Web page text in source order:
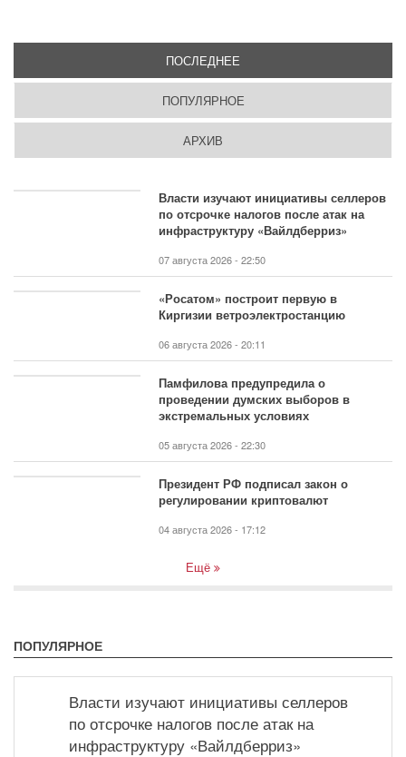
ПОСЛЕДНЕЕ
ПОПУЛЯРНОЕ
АРХИВ
Власти изучают инициативы селлеров
по отсрочке налогов после атак на
инфраструктуру «Вайлдберриз»
07 августа 2026 - 22:50
«Росатом» построит первую в
Киргизии ветроэлектростанцию
06 августа 2026 - 20:11
Памфилова предупредила о
проведении думских выборов в
экстремальных условиях
05 августа 2026 - 22:30
Президент РФ подписал закон о
регулировании криптовалют
04 августа 2026 - 17:12
Ещё
ПОПУЛЯРНОЕ
Власти изучают инициативы селлеров
по отсрочке налогов после атак на
инфраструктуру «Вайлдберриз»